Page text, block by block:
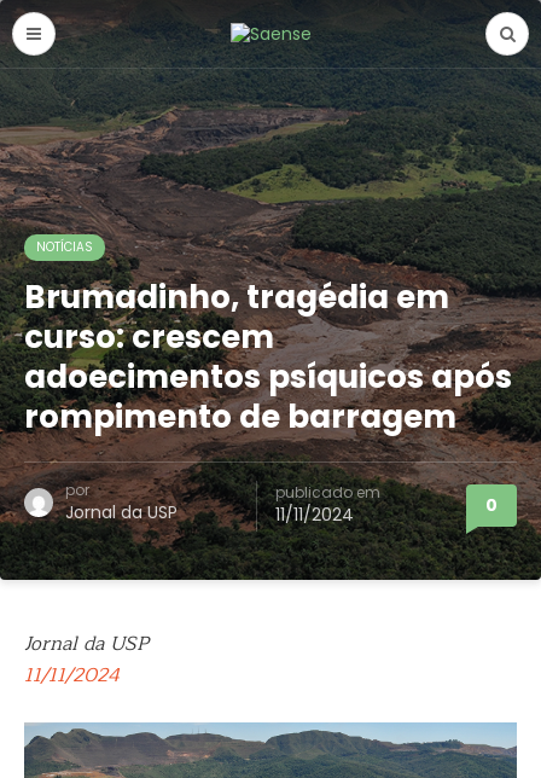
NOTÍCIAS
Brumadinho, tragédia em
curso: crescem
adoecimentos psíquicos após
rompimento de barragem
por
Jornal da USP
publicado em
11/11/2024 0
Jornal da USP
11/11/2024